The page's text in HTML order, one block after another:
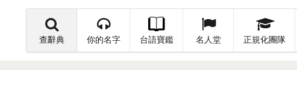
查辭典 你的名字 台語寶鑑 名人堂 正規化團隊